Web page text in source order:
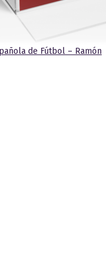
de Fútbol – Ramón